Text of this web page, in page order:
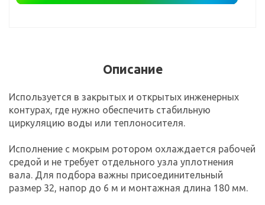
Описание
Используется в закрытых и открытых инженерных
контурах, где нужно обеспечить стабильную
циркуляцию воды или теплоносителя.
Исполнение с мокрым ротором охлаждается рабочей
средой и не требует отдельного узла уплотнения
вала. Для подбора важны присоединительный
размер 32, напор до 6 м и монтажная длина 180 мм.